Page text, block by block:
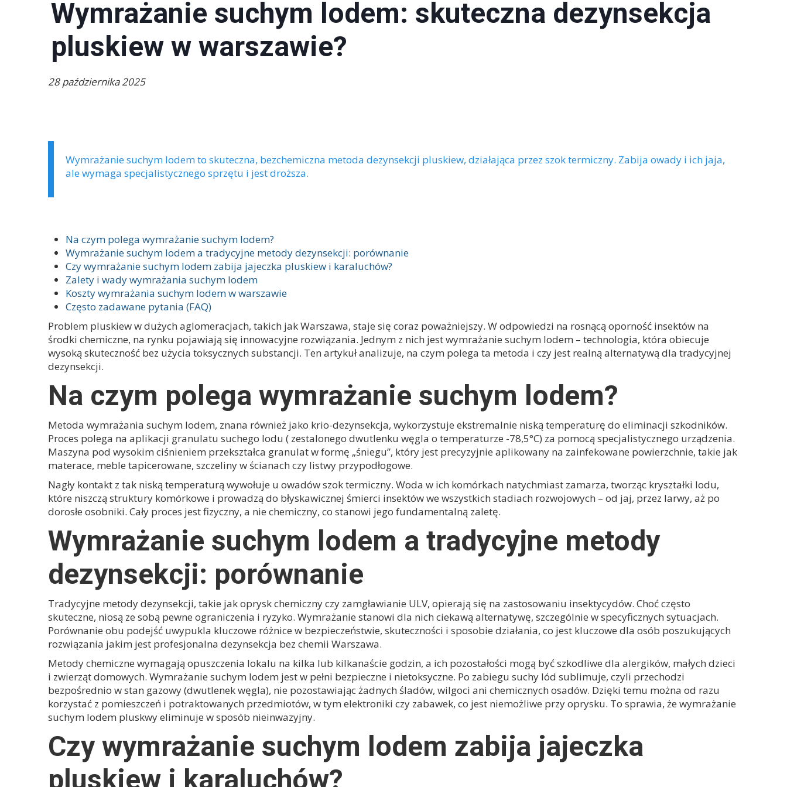
Utylizacja mebli
Wymrażanie suchym lodem: skuteczna dezynsekcja
pluskiew w warszawie?
28 października 2025
Wymrażanie suchym lodem to skuteczna, bezchemiczna metoda dezynsekcji pluskiew, działająca przez szok termiczny. Zabija owady i ich jaja,
ale wymaga specjalistycznego sprzętu i jest droższa.
Na czym polega wymrażanie suchym lodem?
Wymrażanie suchym lodem a tradycyjne metody dezynsekcji: porównanie
Czy wymrażanie suchym lodem zabija jajeczka pluskiew i karaluchów?
Zalety i wady wymrażania suchym lodem
Koszty wymrażania suchym lodem w warszawie
Często zadawane pytania (FAQ)
Problem pluskiew w dużych aglomeracjach, takich jak Warszawa, staje się coraz poważniejszy. W odpowiedzi na rosnącą oporność insektów na
środki chemiczne, na rynku pojawiają się innowacyjne rozwiązania. Jednym z nich jest wymrażanie suchym lodem – technologia, która obiecuje
wysoką skuteczność bez użycia toksycznych substancji. Ten artykuł analizuje, na czym polega ta metoda i czy jest realną alternatywą dla tradycyjnej
dezynsekcji.
Na czym polega wymrażanie suchym lodem?
Metoda wymrażania suchym lodem, znana również jako krio-dezynsekcja, wykorzystuje ekstremalnie niską temperaturę do eliminacji szkodników.
Proces polega na aplikacji granulatu suchego lodu ( zestalonego dwutlenku węgla o temperaturze -78,5°C) za pomocą specjalistycznego urządzenia.
Maszyna pod wysokim ciśnieniem przekształca granulat w formę „śniegu”, który jest precyzyjnie aplikowany na zainfekowane powierzchnie, takie jak
materace, meble tapicerowane, szczeliny w ścianach czy listwy przypodłogowe.
Nagły kontakt z tak niską temperaturą wywołuje u owadów szok termiczny. Woda w ich komórkach natychmiast zamarza, tworząc kryształki lodu,
które niszczą struktury komórkowe i prowadzą do błyskawicznej śmierci insektów we wszystkich stadiach rozwojowych – od jaj, przez larwy, aż po
dorosłe osobniki. Cały proces jest fizyczny, a nie chemiczny, co stanowi jego fundamentalną zaletę.
Wymrażanie suchym lodem a tradycyjne metody
dezynsekcji: porównanie
Tradycyjne metody dezynsekcji, takie jak oprysk chemiczny czy zamgławianie ULV, opierają się na zastosowaniu insektycydów. Choć często
skuteczne, niosą ze sobą pewne ograniczenia i ryzyko. Wymrażanie stanowi dla nich ciekawą alternatywę, szczególnie w specyficznych sytuacjach.
Porównanie obu podejść uwypukla kluczowe różnice w bezpieczeństwie, skuteczności i sposobie działania, co jest kluczowe dla osób poszukujących
rozwiązania jakim jest profesjonalna dezynsekcja bez chemii Warszawa.
Metody chemiczne wymagają opuszczenia lokalu na kilka lub kilkanaście godzin, a ich pozostałości mogą być szkodliwe dla alergików, małych dzieci
i zwierząt domowych. Wymrażanie suchym lodem jest w pełni bezpieczne i nietoksyczne. Po zabiegu suchy lód sublimuje, czyli przechodzi
bezpośrednio w stan gazowy (dwutlenek węgla), nie pozostawiając żadnych śladów, wilgoci ani chemicznych osadów. Dzięki temu można od razu
korzystać z pomieszczeń i potraktowanych przedmiotów, w tym elektroniki czy zabawek, co jest niemożliwe przy oprysku. To sprawia, że wymrażanie
suchym lodem pluskwyeliminuje w sposób nieinwazyjny.
Czy wymrażanie suchym lodem zabija jajeczka
pluskiew i karaluchów?